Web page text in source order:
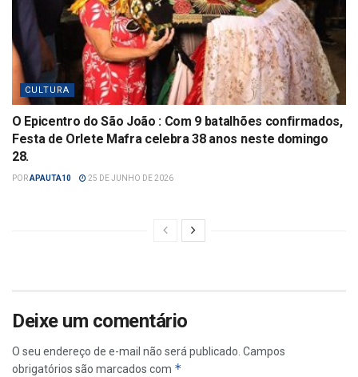
CULTURA
O Epicentro do São João : Com 9 batalhões confirmados,
Festa de Orlete Mafra celebra 38 anos neste domingo
28.
PORAPAUTA10 25 DE JUNHO DE 2026
Deixe um comentário
O seu endereço de e-mail não será publicado. Campos
obrigatórios são marcados com *